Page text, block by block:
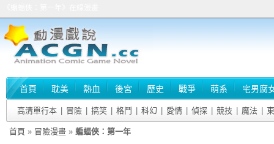
首頁 耽美 熱血 後宮 歷史 戰爭 萌系 宅男腐
高清單行本 冒險 搞笑 格鬥 科幻 愛情 偵探 競技 魔法
首頁 » 冒險漫畫 » 蝙蝠俠：第一年